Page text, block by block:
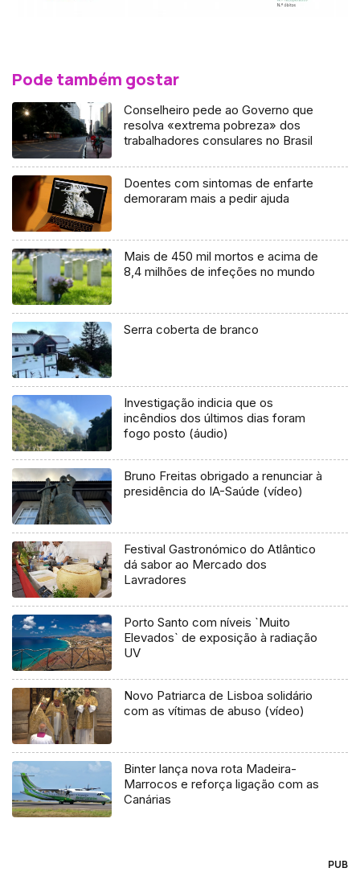
Pode também gostar
Conselheiro pede ao Governo que
resolva «extrema pobreza» dos
trabalhadores consulares no Brasil
Doentes com sintomas de enfarte
demoraram mais a pedir ajuda
Mais de 450 mil mortos e acima de
8,4 milhões de infeções no mundo
Serra coberta de branco
Investigação indicia que os
incêndios dos últimos dias foram
fogo posto (áudio)
Bruno Freitas obrigado a renunciar à
presidência do IA-Saúde (vídeo)
Festival Gastronómico do Atlântico
dá sabor ao Mercado dos
Lavradores
Porto Santo com níveis `Muito
Elevados` de exposição à radiação
UV
Novo Patriarca de Lisboa solidário
com as vítimas de abuso (vídeo)
Binter lança nova rota Madeira-
Marrocos e reforça ligação com as
Canárias
PUB